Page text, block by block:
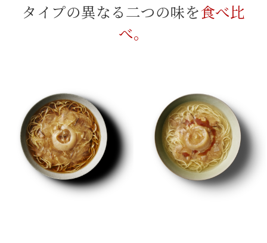
タイプの異なる二つの味を食べ比
べ。